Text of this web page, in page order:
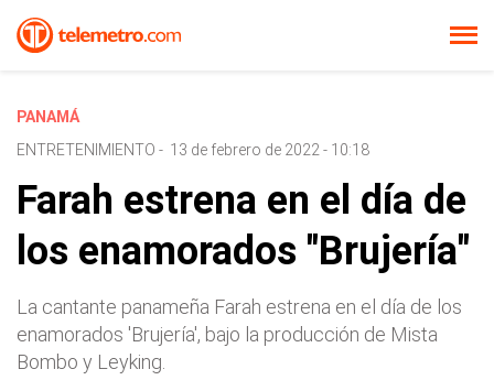
PANAMÁ
ENTRETENIMIENTO - 13 de febrero de 2022 - 10:18
Farah estrena en el día de
los enamorados "Brujería"
La cantante panameña Farah estrena en el día de los
enamorados 'Brujería', bajo la producción de Mista
Bombo y Leyking.